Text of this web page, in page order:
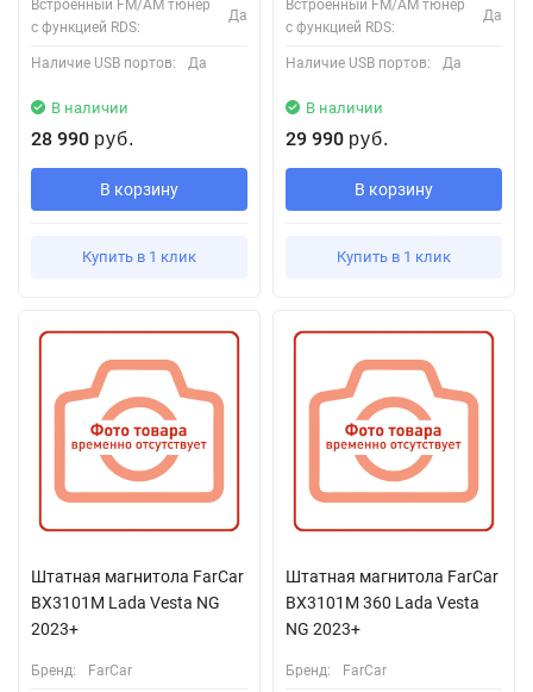
Встроенный FM/AM тюнер
с функцией RDS:
Да
Наличие USB портов: Да
В наличии
28 990 руб.
В корзину
Купить в 1 клик
Встроенный FM/AM тюнер
с функцией RDS:
Да
Наличие USB портов: Да
В наличии
29 990 руб.
В корзину
Купить в 1 клик
Штатная магнитола FarCar
BX3101M Lada Vesta NG
2023+
Бренд: FarCar
Штатная магнитола FarCar
BX3101M 360 Lada Vesta
NG 2023+
Бренд: FarCar